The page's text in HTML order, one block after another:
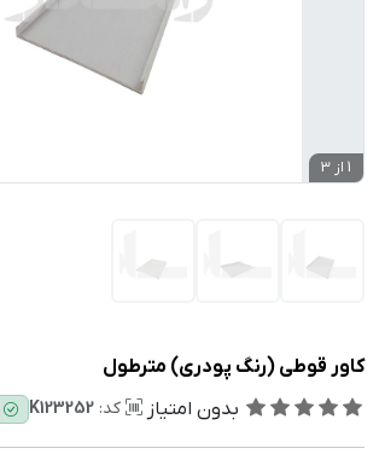
1 از 3
کاور قوطی (رنگ پودری) مترطول
بدون امتیاز
کد: K123252